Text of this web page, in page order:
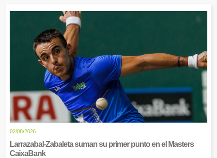
02/08/2026
Larrazabal-Zabaleta suman su primer punto en el Masters
CaixaBank